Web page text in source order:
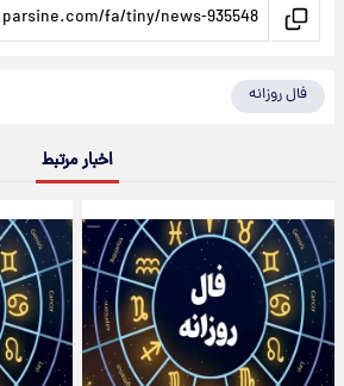
فال روزانه
اخبار مرتبط